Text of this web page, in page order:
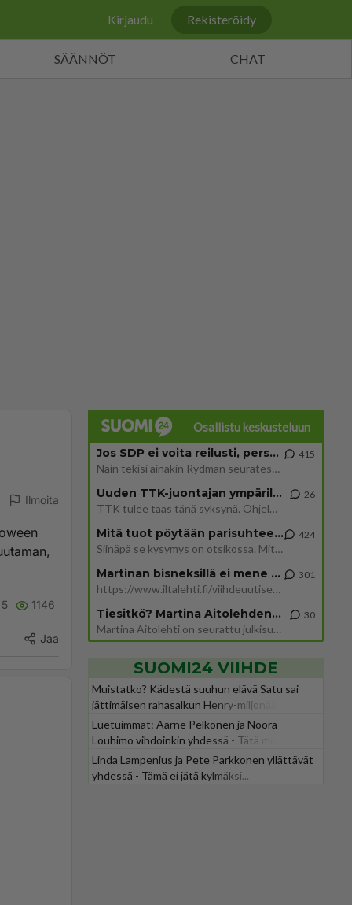
Kirjaudu Rekisteröidy
SÄÄNNÖT CHAT
Ilmoita
5 1146
Jaa
Osallistu keskusteluun
Jos SDP ei voita reilusti, persut kumoavat demokratian Suomesta
Näin tekisi ainakin Rydman seuratessaan idolinsa Trumpin mallia https://www.is.fi/politiikka/art-2000012187244.html
415
Uuden TTK-juontajan ympärillä epätietoisuus sakenee - Nyt MTV hämmentää soppaa
TTK tulee taas tänä syksynä. Ohjelman uudet tähtioppilaat julkistetaan torstaina 6. elokuuta klo 14 alkavassa lehdistö
26
Mitä tuot pöytään parisuhteessa?
Siinäpä se kysymys on otsikossa. Mitäpä siis tuot/toisit pöytään parisuhteessa? Oletko mies vai nainen? Koetko sen mitä
424
Martinan bisneksillä ei mene hyvin
https://www.iltalehti.fi/viihdeuutiset/a/c46da6ab-340f-4790-aaa7-0865eed2336 Yrityksen konkurssihakemus on tullut kärä
301
Tiesitkö? Martina Aitolehden isäpuoli on tämä suosittu laulaja
Martina Aitolehti on seurattu julkisuuden henkilö. Lähipiiriin mahtuu muitakin tunnettuja henkilöitä. Tiesitkö, että Ma
30
SUOMI24 VIIHDE
Muistatko? Kädestä suuhun elävä Satu sai
jättimäisen rahasalkun Henry-miljonääriltä
Luetuimmat: Aarne Pelkonen ja Noora
Louhimo vihdoinkin yhdessä - Tätä moni jo
odotti
Linda Lampenius ja Pete Parkkonen yllättävät
yhdessä - Tämä ei jätä kylmäksi...